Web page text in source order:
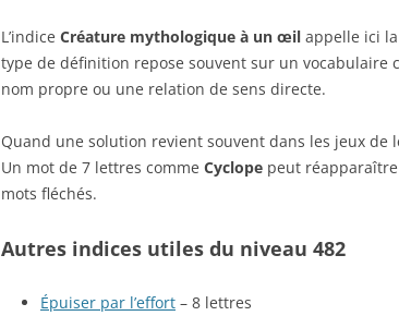
L’indice Créature mythologique à un œil appelle ici
type de définition repose souvent sur un vocabulaire
nom propre ou une relation de sens directe.
Quand une solution revient souvent dans les jeux
Un mot de 7 lettres comme Cyclope peut
mots fléchés.
Autres indices utiles du niveau 482
Épuiser par l’effort – 8 lettres